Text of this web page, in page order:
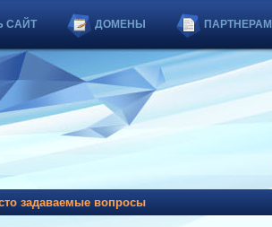
САЙТ ДОМЕНЫ ПАРТНЕРАМ
задаваемые вопросы